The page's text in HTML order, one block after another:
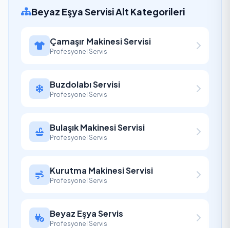
Beyaz Eşya Servisi Alt Kategorileri
Çamaşır Makinesi Servisi
Profesyonel Servis
Buzdolabı Servisi
Profesyonel Servis
Bulaşık Makinesi Servisi
Profesyonel Servis
Kurutma Makinesi Servisi
Profesyonel Servis
Beyaz Eşya Servis
Profesyonel Servis